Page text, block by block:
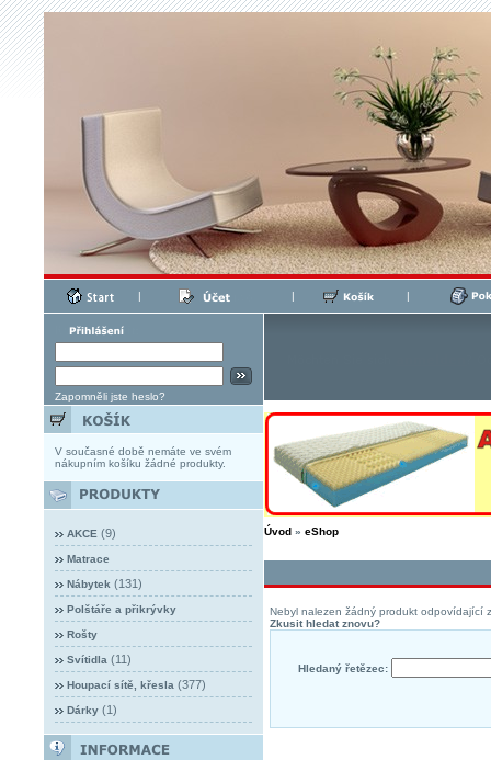
| | |
Zapomněli jste heslo?
V současné době nemáte ve svém
nákupním košíku žádné produkty.
AKCE (9)
Matrace
Nábytek (131)
Polštáře a přikrývky
Rošty
Svítidla (11)
Houpací sítě, křesla (377)
Dárky(1)
Úvod» eShop
Nebyl nalezen žádný produkt odpovídající
Zkusit hledat znovu?
Hledaný řetězec: